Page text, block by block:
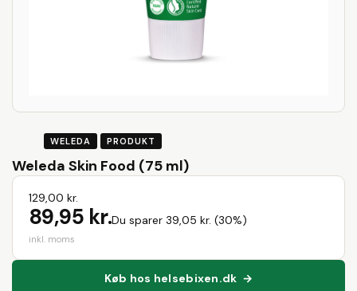
WELEDA PRODUKT
Weleda Skin Food (75 ml)
129,00 kr.
89,95 kr.Du sparer 39,05 kr. (30%)
inkl. moms
Køb hos helsebixen.dk →